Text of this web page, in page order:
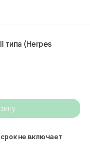
типа (Herpes
не включает